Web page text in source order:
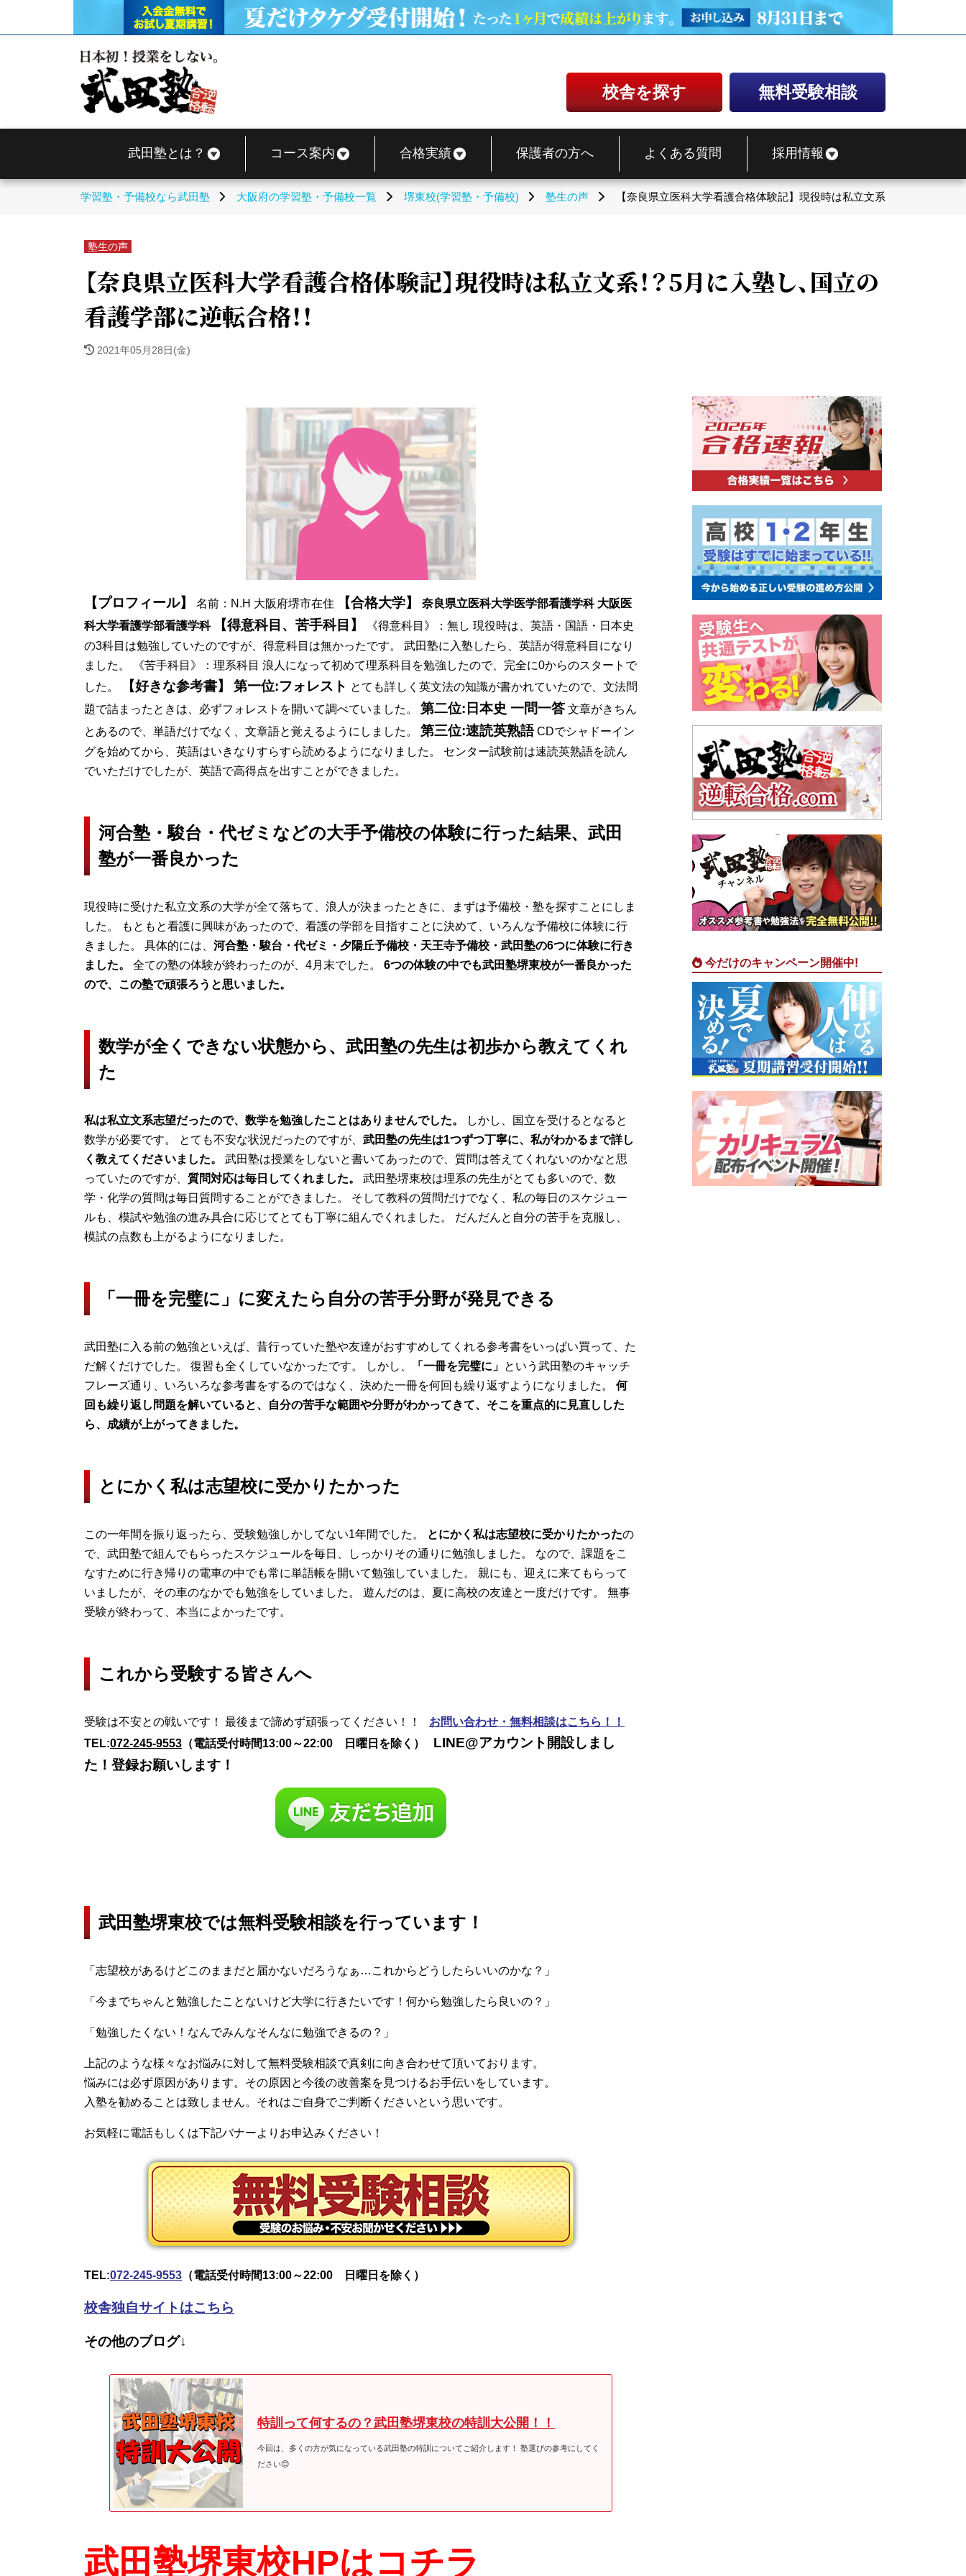
校舎を探す 無料受験相談
武田塾とは？ コース案内 合格実績 保護者の方へ よくある質問 採用情報
学習塾・予備校なら武田塾 大阪府の学習塾・予備校一覧 堺東校(学習塾・予備校) 塾生の声 【奈良県立医科大学看護合格体験記】現役時は私立文系！？5月に入塾
塾生の声
【奈良県立医科大学看護合格体験記】現役時は私立文系！？5月に入塾し、国立の
看護学部に逆転合格！！
2021年05月28日(金)
【プロフィール】 名前：N.H 大阪府堺市在住 【合格大学】 奈良県立医科大学医学部看護学科 大阪医
科大学看護学部看護学科
【得意科目、苦手科目】
《得意科目》：無し 現役時は、英語・国語・日本史
の3科目は勉強していたのですが、得意科目は無かったです。 武田塾に入塾したら、英語が得意科目になり
ました。 《苦手科目》：理系科目 浪人になって初めて理系科目を勉強したので、完全に0からのスタートで
した。
【好きな参考書】 第一位:フォレスト とても詳しく英文法の知識が書かれていたので、文法問
題で詰まったときは、必ずフォレストを開いて調べていました。 第二位:日本史 一問一答 文章がきちん
とあるので、単語だけでなく、文章語と覚えるようにしました。 第三位:速読英熟語CDでシャドーイン
グを始めてから、英語はいきなりすらすら読めるようになりました。 センター試験前は速読英熟語を読ん
でいただけでしたが、英語で高得点を出すことができました。
河合塾・駿台・代ゼミなどの大手予備校の体験に行った結果、武田
塾が一番良かった
現役時に受けた私立文系の大学が全て落ちて、浪人が決まったときに、まずは予備校・塾を探すことにしま
した。 もともと看護に興味があったので、看護の学部を目指すことに決めて、いろんな予備校に体験に行
きました。 具体的には、 河合塾・駿台・代ゼミ・夕陽丘予備校・天王寺予備校・武田塾の6つに体験に行き
ました。
全ての塾の体験が終わったのが、4月末でした。 6つの体験の中でも武田塾堺東校が一番良かった
ので、この塾で頑張ろうと思いました。
数学が全くできない状態から、武田塾の先生は初歩から教えてくれ
た
私は私立文系志望だったので、数学を勉強したことはありませんでした。
しかし、国立を受けるとなると
数学が必要です。 とても不安な状況だったのですが、 武田塾の先生は1つずつ丁寧に、私がわかるまで詳し
く教えてくださいました。
武田塾は授業をしないと書いてあったので、質問は答えてくれないのかなと思
っていたのですが、 質問対応は毎日してくれました。
武田塾堺東校は理系の先生がとても多いので、数
学・化学の質問は毎日質問することができました。 そして教科の質問だけでなく、私の毎日のスケジュー
ルも、模試や勉強の進み具合に応じてとても丁寧に組んでくれました。 だんだんと自分の苦手を克服し、
模試の点数も上がるようになりました。
「一冊を完璧に」に変えたら自分の苦手分野が発見できる
武田塾に入る前の勉強といえば、昔行っていた塾や友達がおすすめしてくれる参考書をいっぱい買って、た
だ解くだけでした。 復習も全くしていなかったです。 しかし、
「一冊を完璧に」 という武田塾のキャッチ
フレーズ通り、いろいろな参考書をするのではなく、決めた一冊を何回も繰り返すようになりました。 何
回も繰り返し問題を解いていると、自分の苦手な範囲や分野がわかってきて、そこを重点的に見直しした
ら、成績が上がってきました。
とにかく私は志望校に受かりたかった
この一年間を振り返ったら、受験勉強しかしてない1年間でした。 とにかく私は志望校に受かりたかったの
で、武田塾で組んでもらったスケジュールを毎日、しっかりその通りに勉強しました。 なので、課題をこ
なすために行き帰りの電車の中でも常に単語帳を開いて勉強していました。 親にも、迎えに来てもらって
いましたが、その車のなかでも勉強をしていました。 遊んだのは、夏に高校の友達と一度だけです。 無事
受験が終わって、本当によかったです。
これから受験する皆さんへ
受験は不安との戦いです！ 最後まで諦めず頑張ってください！！ お問い合わせ・無料相談はこちら！！
TEL:072-245-9553 （電話受付時間13:00～22:00 日曜日を除く）
LINE@アカウント開設しまし
た！登録お願いします！
武田塾堺東校では無料受験相談を行っています！
「志望校があるけどこのままだと届かないだろうなぁ…これからどうしたらいいのかな？」
「今までちゃんと勉強したことないけど大学に行きたいです！何から勉強したら良いの？」
「勉強したくない！なんでみんなそんなに勉強できるの？」
上記のような様々なお悩みに対して無料受験相談で真剣に向き合わせて頂いております。
悩みには必ず原因があります。その原因と今後の改善案を見つけるお手伝いをしています。
入塾を勧めることは致しません。それはご自身でご判断くださいという思いです。
お気軽に電話もしくは下記バナーよりお申込みください！
TEL:072-245-9553 （電話受付時間13:00～22:00 日曜日を除く）
校舎独自サイトはこちら
その他のブログ↓
特訓って何するの？武田塾堺東校の特訓大公開！！
今回は、多くの方が気になっている武田塾の特訓についてご紹介します！ 塾選びの参考にしてく
ださい😊
武田塾堺東校HPはコチラ
今だけのキャンペーン開催中!